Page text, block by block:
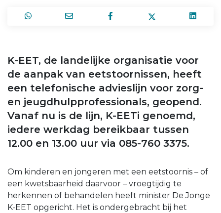
K-EET, de landelijke organisatie voor
de aanpak van eetstoornissen, heeft
een telefonische advieslijn voor zorg-
en jeugdhulpprofessionals, geopend.
Vanaf nu is de lijn, K-EETi genoemd,
iedere werkdag bereikbaar tussen
12.00 en 13.00 uur via 085-760 3375.
Om kinderen en jongeren met een eetstoornis – of
een kwetsbaarheid daarvoor – vroegtijdig te
herkennen of behandelen heeft minister De Jonge
K-EET opgericht. Het is ondergebracht bij het